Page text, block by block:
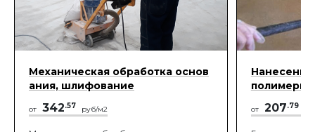
Механическая обработка основ
ания, шлифование
от 342.57 руб/м2
Нанесение
от 207.79